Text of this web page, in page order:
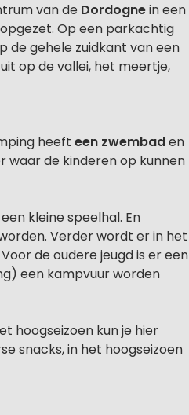
van de Dordognein een
Op een parkachtig
de gehele zuidkant van een
op de vallei, het meertje,
heeft een zwembaden
waar de kinderen op kunnen
kleine speelhal. En
Verder wordt er in het
de oudere jeugd is er een
een kampvuur worden
hoogseizoen kun je hier
snacks, in het hoogseizoen